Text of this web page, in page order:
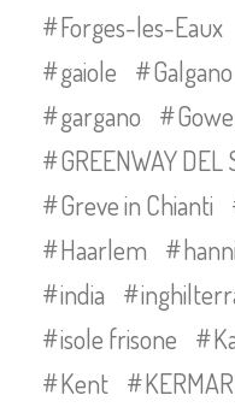
Forges-les-Eaux
gaiole
Galgano
gargano
GREENWAY
Greve in Chianti
Haarlem
india
isole frisone
Kent